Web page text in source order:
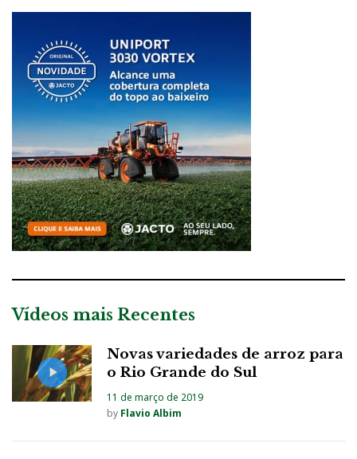
Vídeos mais Recentes
Novas variedades de arroz para
o Rio Grande do Sul
11 de março de 2019
by Flavio Albim